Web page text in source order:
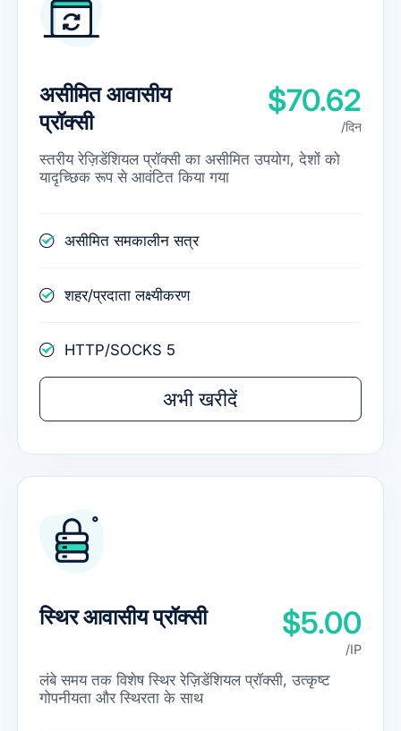
असीमित आवासीय
प्रॉक्सी
$70.62
/दिन
स्तरीय रेज़िडेंशियल प्रॉक्सी का असीमित उपयोग, देशों को
यादृच्छिक रूप से आवंटित किया गया
असीमित समकालीन सत्र
शहर/प्रदाता लक्ष्यीकरण
HTTP/SOCKS 5
अभी खरीदें
स्थिर आवासीय प्रॉक्सी $5.00
/IP
लंबे समय तक विशेष स्थिर रेज़िडेंशियल प्रॉक्सी, उत्कृष्ट
गोपनीयता और स्थिरता के साथ